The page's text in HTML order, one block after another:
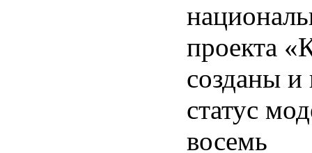
проекта
созданы
статус
восемь